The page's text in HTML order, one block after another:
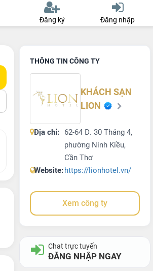
Đăng ký Đăng nhập
THÔNG TIN CÔNG TY
KHÁCH SẠN
LION
Địa chỉ:
62-64 Đ. 30 Tháng 4,
phường Ninh Kiều,
Cần Thơ
Website:https://lionhotel.vn/
Xem công ty
Chat trực tuyến
ĐĂNG NHẬP NGAY